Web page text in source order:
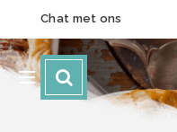
Chat met ons